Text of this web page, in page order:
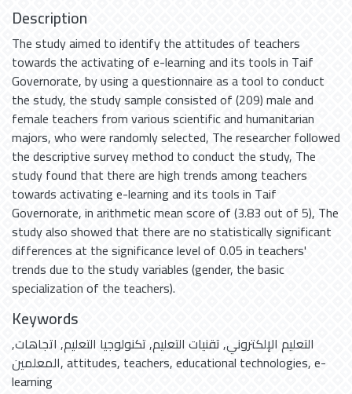
Description
The study aimed to identify the attitudes of teachers
towards the activating of e-learning and its tools in Taif
Governorate, by using a questionnaire as a tool to conduct
the study, the study sample consisted of (209) male and
female teachers from various scientific and humanitarian
majors, who were randomly selected, The researcher followed
the descriptive survey method to conduct the study, The
study found that there are high trends among teachers
towards activating e-learning and its tools in Taif
Governorate, in arithmetic mean score of (3.83 out of 5), The
study also showed that there are no statistically significant
differences at the significance level of 0.05 in teachers'
trends due to the study variables (gender, the basic
specialization of the teachers).
Keywords
التعليم الإلكتروني,تقنيات التعليم,تكنولوجيا التعليم, اتجاهات,
المعلمين,attitudes, teachers,educational technologies,e-
learning